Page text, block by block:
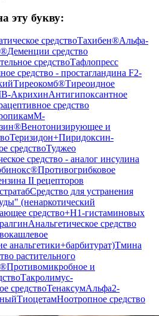
эту букву:
средствоТахибен®Альфа-
Деменции средство
средствоТафлопресс
средство - простагландина F2-
Тиреокомб®Тиреоидное
АкрихинАнтигипоксантное
средство
М-
Венотонизирующее и
Теризидон+Пиридоксин-
средствоТуджео
средство - аналог инсулина
Противогрибковое
II рецепторов
Средство для устранения
(ненаркотический
средство+H1-гистаминовых
Анальгетическое средство
анальгетики+барбитурат)Тмина
растительного
Противомикробное и
Такролимус-
средствоТенаксумАльфа2-
ТиоцетамНоотропное средство